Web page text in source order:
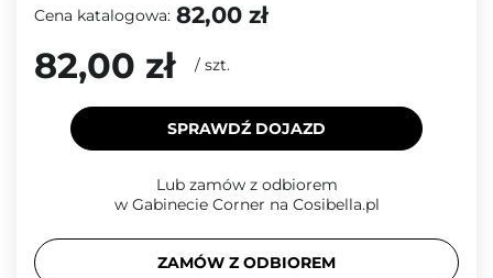
Cena katalogowa: 82,00 zł
82,00 zł / szt.
SPRAWDŹ DOJAZD
Lub zamów z odbiorem
w Gabinecie Corner na Cosibella.pl
ZAMÓW Z ODBIOREM